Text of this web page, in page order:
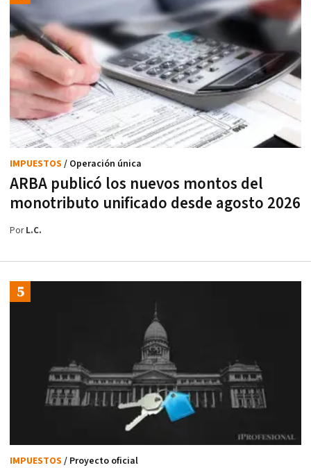
ARBA publicó los nuevos montos del
monotributo unificado desde agosto 2026
IMPUESTOS / Operación única
PorL.C.
IMPUESTOS / Proyecto oficial